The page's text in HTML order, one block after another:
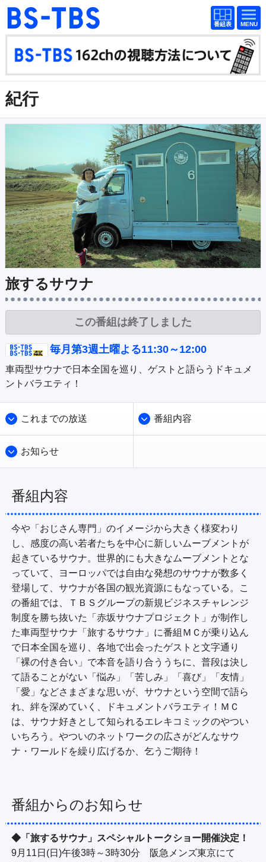
番組
表
BS-TBS
番組
表
ドラマ 映画
紀行 報道
教養
エンタメ
ファンクラブ
検索
視聴方法 4K放送
イベント ショッピング
公式SNS プレゼント
ご意見・ご感想 会社情報
紀行
旅するサウナ
この番組は終了しました
毎月第3週土曜よる11:30～12:00
車両型サウナで日本全国を巡り、ゲストと語らうドキュメ
これまでの放送 番組内容
お知らせ
番組内容
今や「おじさん専門」のイメージから大きく様変わり
し、感度の高い若者たちを中心に新しいムーブメントが
起きているサウナ。世界的にも大きなムーブメントとな
っていて、ヨーロッパでは自由な発想のサウナが数多く
登場して、サウナが各国の観光資源にもなっている。こ
の番組では、ＴＢＳグループの新規ビジネスチャレンジ
制度を勝ち抜いた「赤坂サウナプロジェクト」が制作し
た車両型サウナ「旅するサウナ」に番組ＭＣが乗り込ん
で日本全国を巡り、各地で出会ったゲストと文字通り
「裸の付き合い」で本音を語り合ううちに、普段は決し
て語ることがない「悩み」「苦しみ」「喜び」「友情」
「愛」などさまざまな思いが、サウナという空間で語ら
れ、絆を深めていく、ドキュメントバラエティ！ＭＣ
は、サウナ好きとして知られるエレキコミックのやつい
いちろう。やついのネットワークの広さがどんなサウ
ナ・ワールドを繰り広げるか、乞うご期待！
番組からのお知らせ
◆「旅するサウナ」スペシャルトークショー開催決定！
9月11日(日)午後3時～3時30分　阪急メンズ東京にて